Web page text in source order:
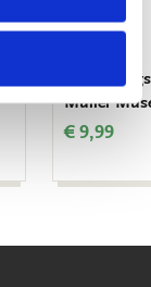
Muller
€ 9,99